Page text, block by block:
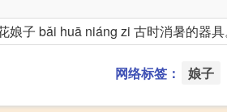
娘子 bǎi huā niáng zi 古时消暑的器具
网络标签： 娘子